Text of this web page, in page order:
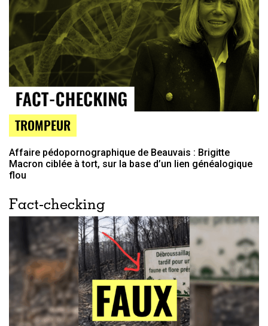
TROMPEUR
Affaire pédopornographique de Beauvais : Brigitte
Macron ciblée à tort, sur la base d’un lien généalogique
flou
Fact-checking